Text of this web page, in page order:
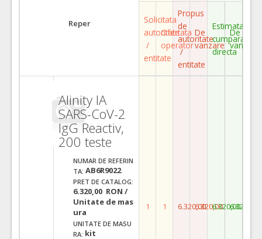
Reper
Solicitata
autoritate
/
entitate
Ofertata
operator
Propus
de
autoritate
/
entitate
De
vanzare
Estimata
cumparare
directa
De
vanzare
Alinity IA
SARS-CoV-2
IgG Reactiv,
200 teste
NUMAR DE REFERIN
TA: AB6R9022
PRET DE CATALOG:
6.320,00 RON /
Unitate de mas
ura
UNITATE DE MASU
RA: kit
1 1 6.320,006.320,006.320,006.320,00